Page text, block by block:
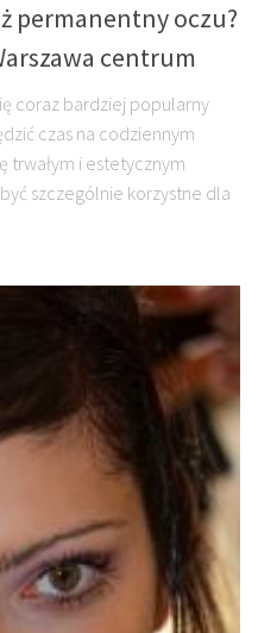
permanentny oczu?
centrum
coraz bardziej popularny
czas na codziennym
trwałym i estetycznym
szczególnie korzystne dla